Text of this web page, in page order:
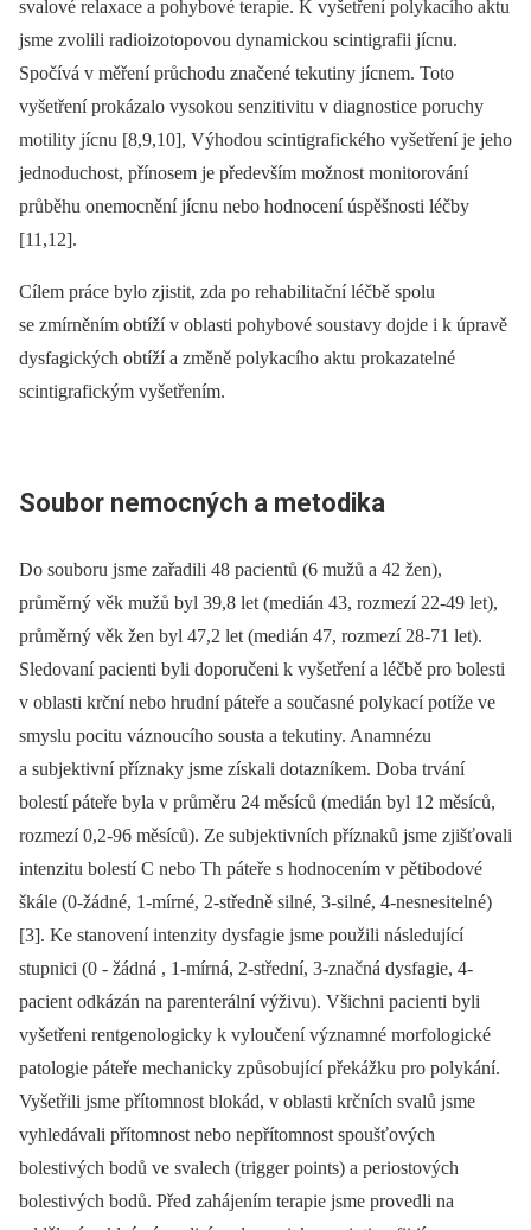
svalové relaxace a pohybové terapie. K vyšetření polykacího aktu
jsme zvolili radioizotopovou dynamickou scintigrafii jícnu.
Spočívá v měření průchodu značené tekutiny jícnem. Toto
vyšetření prokázalo vysokou senzitivitu v diagnostice poruchy
motility jícnu [8,9,10], Výhodou scintigrafického vyšetření je jeho
jednoduchost, přínosem je především možnost monitorování
průběhu onemocnění jícnu nebo hodnocení úspěšnosti léčby
[11,12].
Cílem práce bylo zjistit, zda po rehabilitační léčbě spolu
se zmírněním obtíží v oblasti pohybové soustavy dojde i k úpravě
dysfagických obtíží a změně polykacího aktu prokazatelné
scintigrafickým vyšetřením.
Soubor nemocných a metodika
Do souboru jsme zařadili 48 pacientů (6 mužů a 42 žen),
průměrný věk mužů byl 39,8 let (medián 43, rozmezí 22-49 let),
průměrný věk žen byl 47,2 let (medián 47, rozmezí 28-71 let).
Sledovaní pacienti byli doporučeni k vyšetření a léčbě pro bolesti
v oblasti krční nebo hrudní páteře a současné polykací potíže ve
smyslu pocitu váznoucího sousta a tekutiny. Anamnézu
a subjektivní příznaky jsme získali dotazníkem. Doba trvání
bolestí páteře byla v průměru 24 měsíců (medián byl 12 měsíců,
rozmezí 0,2-96 měsíců). Ze subjektivních příznaků jsme zjišťovali
intenzitu bolestí C nebo Th páteře s hodnocením v pětibodové
škále (0-žádné, 1-mírné, 2-středně silné, 3-silné, 4-nesnesitelné)
[3]. Ke stanovení intenzity dysfagie jsme použili následující
stupnici (0 -⁠ žádná , 1-mírná, 2-střední, 3-značná dysfagie, 4-
pacient odkázán na parenterální výživu). Všichni pacienti byli
vyšetřeni rentgenologicky k vyloučení významné morfologické
patologie páteře mechanicky způsobující překážku pro polykání.
Vyšetřili jsme přítomnost blokád, v oblasti krčních svalů jsme
vyhledávali přítomnost nebo nepřítomnost spoušťových
bolestivých bodů ve svalech (trigger points) a periostových
bolestivých bodů. Před zahájením terapie jsme provedli na